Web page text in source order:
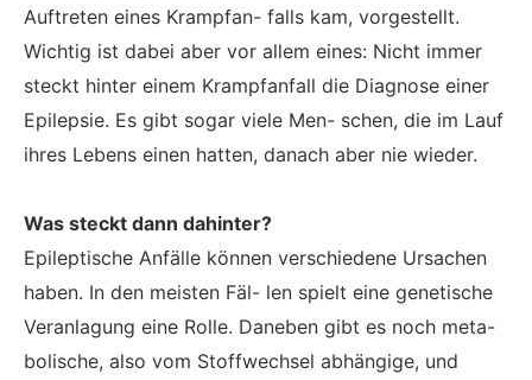
Auftreten eines Krampfan- falls kam, vorgestellt.
Wichtig ist dabei aber vor allem eines: Nicht immer
steckt hinter einem Krampfanfall die Diagnose einer
Epilepsie. Es gibt sogar viele Men- schen, die im Lauf
ihres Lebens einen hatten, danach aber nie wieder.
Was steckt dann dahinter?
Epileptische Anfälle können verschiedene Ursachen
haben. In den meisten Fäl- len spielt eine genetische
Veranlagung eine Rolle. Daneben gibt es noch meta-
bolische, also vom Stoffwechsel abhängige, und